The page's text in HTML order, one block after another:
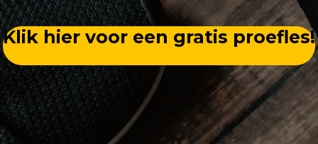
Klik hier voor een gratis proefles!